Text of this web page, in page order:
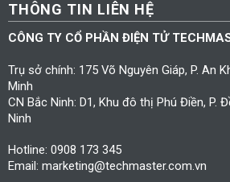
THÔNG TIN LIÊN HỆ
CÔNG TY CỔ PHẦN ĐIỆN TỬ
Trụ sở chính: 175 Võ Nguyên Giáp, P. An
Minh
CN Bắc Ninh: D1, Khu đô thị Phú Điền, P.
Ninh
Hotline: 0908 173 345
Email: marketing@techmaster.com.vn